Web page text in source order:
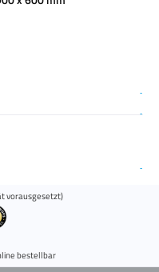
vorausgesetzt)
bestellbar